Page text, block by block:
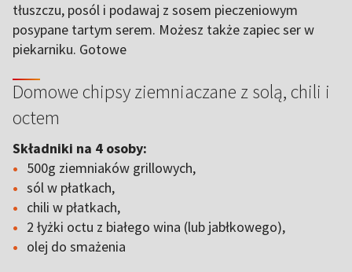
tłuszczu, posól i podawaj z sosem pieczeniowym
posypane tartym serem. Możesz także zapiec ser w
piekarniku. Gotowe
Domowe chipsy ziemniaczane z solą, chili i
octem
Składniki na 4 osoby:
500g ziemniaków grillowych,
sól w płatkach,
chili w płatkach,
2 łyżki octu z białego wina (lub jabłkowego),
olej do smażenia